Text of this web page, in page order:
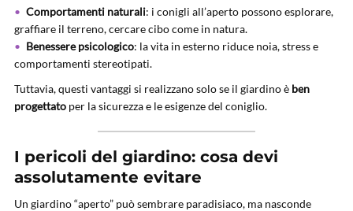
Comportamenti naturali: i conigli all’aperto possono esplorare,
graffiare il terreno, cercare cibo come in natura.
Benessere psicologico: la vita in esterno riduce noia, stress e
comportamenti stereotipati.
Tuttavia, questi vantaggi si realizzano solo se il giardino è ben
progettato per la sicurezza e le esigenze del coniglio.
I pericoli del giardino: cosa devi
assolutamente evitare
Un giardino “aperto” può sembrare paradisiaco, ma nasconde